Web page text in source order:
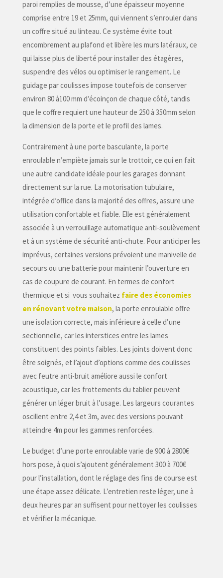
paroi remplies de mousse, d’une épaisseur moyenne
comprise entre 19 et 25mm, qui viennent s’enrouler dans
un coffre situé au linteau. Ce système évite tout
encombrement au plafond et libère les murs latéraux, ce
qui laisse plus de liberté pour installer des étagères,
suspendre des vélos ou optimiser le rangement. Le
guidage par coulisses impose toutefois de conserver
environ 80 à100 mm d’écoinçon de chaque côté, tandis
que le coffre requiert une hauteur de 250 à 350mm selon
la dimension de la porte et le profil des lames.
Contrairement à une porte basculante, la porte
enroulable n’empiète jamais sur le trottoir, ce qui en fait
une autre candidate idéale pour les garages donnant
directement sur la rue. La motorisation tubulaire,
intégrée d’office dans la majorité des offres, assure une
utilisation confortable et fiable. Elle est généralement
associée à un verrouillage automatique anti-soulèvement
et à un système de sécurité anti-chute. Pour anticiper les
imprévus, certaines versions prévoient une manivelle de
secours ou une batterie pour maintenir l’ouverture en
cas de coupure de courant. En termes de confort
thermique et si vous souhaitez faire des économies
en rénovant votre maison, la porte enroulable offre
une isolation correcte, mais inférieure à celle d’une
sectionnelle, car les interstices entre les lames
constituent des points faibles. Les joints doivent donc
être soignés, et l’ajout d’options comme des coulisses
avec feutre anti-bruit améliore aussi le confort
acoustique, car les frottements du tablier peuvent
générer un léger bruit à l’usage. Les largeurs courantes
oscillent entre 2,4 et 3m, avec des versions pouvant
atteindre 4m pour les gammes renforcées.
Le budget d’une porte enroulable varie de 900 à 2800€
hors pose, à quoi s’ajoutent généralement 300 à 700€
pour l’installation, dont le réglage des fins de course est
une étape assez délicate. L’entretien reste léger, une à
deux heures par an suffisent pour nettoyer les coulisses
et vérifier la mécanique.